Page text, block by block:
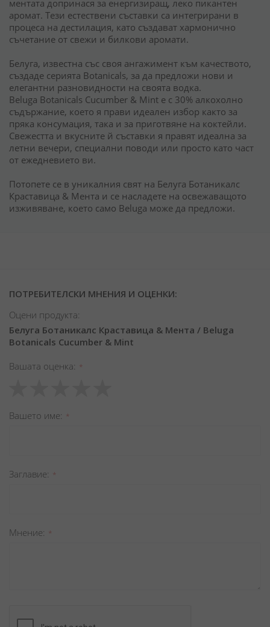
ментата допринася за енергизиращ, леко пикантен
аромат. Тези естествени съставки са интегрирани в
процеса на дестилация, като създават хармонично
съчетание от свежи и билкови аромати.
Белуга, известна със своя ангажимент към качеството,
създаде серията Botanicals, за да предложи нови и
елегантни разновидности на своята водка.
Beluga Botanicals Cucumber & Mint е с 30% алкохолно
съдържание, което я прави идеален избор както за
пряка консумация, така и за приготвяне на коктейли.
Свежестта и вкусните й съставки я правят идеална за
летни вечери, специални поводи или просто като част
от ежедневието ви.
Потопете се в уникалния свят на Белуга Ботаникалс
Краставица & Мента и се насладете на освежаващото
изживяване, което само Beluga може да предложи.
ПОТРЕБИТЕЛСКИ МНЕНИЯ И ОЦЕНКИ:
Оцени продукта:
Белуга Ботаникалс Краставица & Мента / Beluga
Botanicals Cucumber & Mint
Вашата оценка
star
stars
stars
stars
stars
Вашето име
Заглавиe
Мнение